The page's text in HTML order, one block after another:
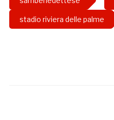
stadio riviera delle palme